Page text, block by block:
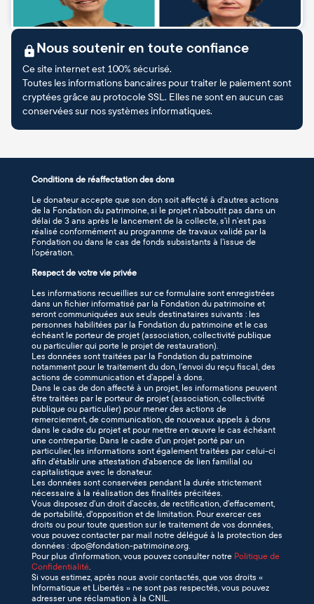
Nous soutenir en toute confiance
Ce site internet est 100% sécurisé.
Toutes les informations bancaires pour traiter le paiement sont
cryptées grâce au protocole SSL. Elles ne sont en aucun cas
conservées sur nos systèmes informatiques.
Conditions de réaffectation des dons
Le donateur accepte que son don soit affecté à d’autres actions
de la Fondation du patrimoine, si le projet n’aboutit pas dans un
délai de 3 ans après le lancement de la collecte, s’il n’est pas
réalisé conformément au programme de travaux validé par la
Fondation ou dans le cas de fonds subsistants à l’issue de
l’opération.
Respect de votre vie privée
Les informations recueillies sur ce formulaire sont enregistrées
dans un fichier informatisé par la Fondation du patrimoine et
seront communiquées aux seuls destinataires suivants : les
personnes habilitées par la Fondation du patrimoine et le cas
échéant le porteur de projet (association, collectivité publique
ou particulier qui porte le projet de restauration).
Les données sont traitées par la Fondation du patrimoine
notamment pour le traitement du don, l’envoi du reçu fiscal, des
actions de communication et d’appel à dons.
Dans le cas de don affecté à un projet, les informations peuvent
être traitées par le porteur de projet (association, collectivité
publique ou particulier) pour mener des actions de
remerciement, de communication, de nouveaux appels à dons
dans le cadre du projet et pour mettre en œuvre le cas échéant
une contrepartie. Dans le cadre d'un projet porté par un
particulier, les informations sont également traitées par celui-ci
afin d'établir une attestation d'absence de lien familial ou
capitalistique avec le donateur.
Les données sont conservées pendant la durée strictement
nécessaire à la réalisation des finalités précitées.
Vous disposez d’un droit d’accès, de rectification, d’effacement,
de portabilité, d'opposition et de limitation. Pour exercer ces
droits ou pour toute question sur le traitement de vos données,
vous pouvez contacter par mail notre délégué à la protection des
données : dpo@fondation-patrimoine.org.
Pour plus d’information, vous pouvez consulter notre Politique de
Confidentialité
Si vous estimez, après nous avoir contactés, que vos droits «
Informatique et Libertés » ne sont pas respectés, vous pouvez
adresser une réclamation à la CNIL.